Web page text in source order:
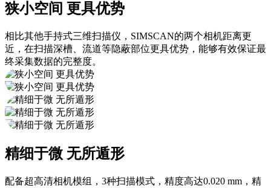
狭小空间 更具优势
相比其他手持式三维扫描仪，SIMSCAN的两个相机距离更
近，在扫描深槽、流道等隐蔽部位更具优势，能够有效保证最
终采集数据的完整度。
精细于微 无所遁形
配备超高清相机模组，3种扫描模式，精度高达0.020 mm，精